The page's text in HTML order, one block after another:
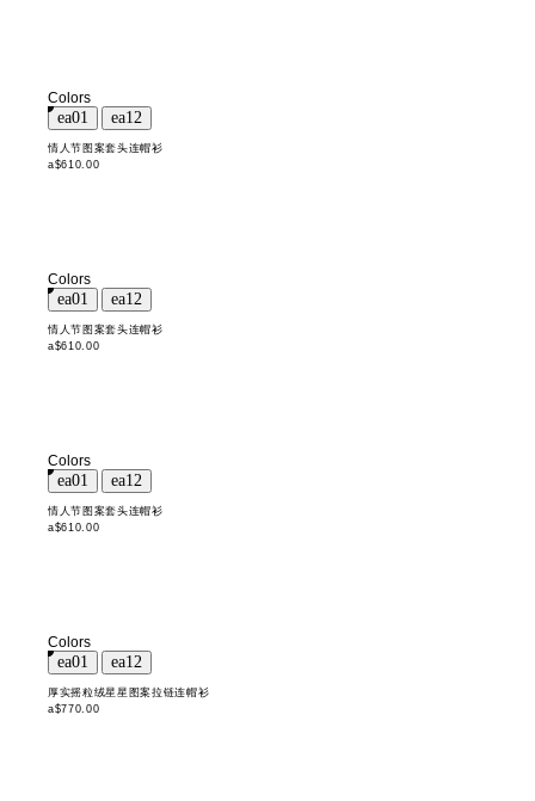
Colors
情人节图案套头连帽衫
a$610.00
Colors
情人节图案套头连帽衫
a$610.00
Colors
情人节图案套头连帽衫
a$610.00
Colors
厚实摇粒绒星星图案拉链连帽衫
a$770.00